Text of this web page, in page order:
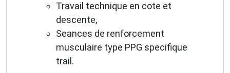
Travail technique en cote et
descente,
Seances de renforcement
musculaire type PPG specifique
trail.